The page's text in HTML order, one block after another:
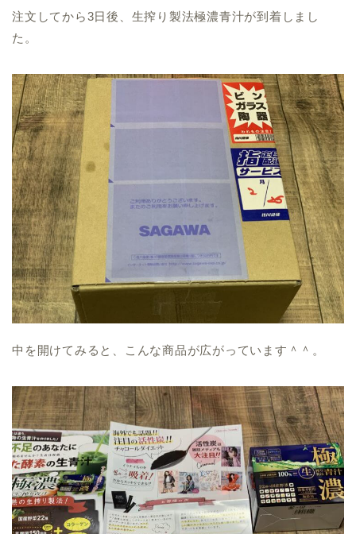
注文してから3日後、生搾り製法極濃青汁が到着しまし
た。
中を開けてみると、こんな商品が広がっています＾＾。